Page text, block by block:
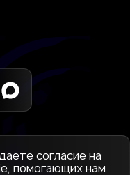
согласие на
помогающих нам